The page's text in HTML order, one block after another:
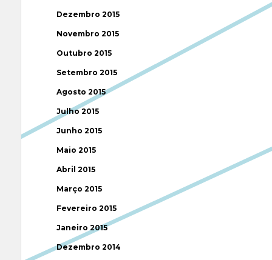
Dezembro 2015
Novembro 2015
Outubro 2015
Setembro 2015
Agosto 2015
Julho 2015
Junho 2015
Maio 2015
Abril 2015
Março 2015
Fevereiro 2015
Janeiro 2015
Dezembro 2014